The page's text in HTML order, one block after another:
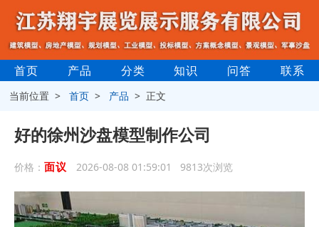
首页 产品 分类 知识 问答 联系
当前位置 >首页 > 产品 > 正文
好的徐州沙盘模型制作公司
价格： 面议 2026-08-08 01:59:01 9813次浏览